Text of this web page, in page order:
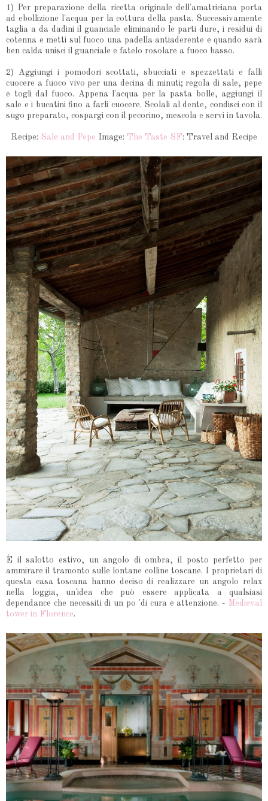
1) Per preparazione della ricetta originale dell'amatriciana porta
ad ebollizione l'acqua per la cottura della pasta. Successivamente
taglia a da dadini il guanciale eliminando le parti dure, i residui di
cotenna e metti sul fuoco una padella antiaderente e quando sarà
ben calda unisci il guanciale e fatelo rosolare a fuoco basso.
2) Aggiungi i pomodori scottati, sbucciati e spezzettati e falli
cuocere a fuoco vivo per una decina di minuti; regola di sale, pepe
e togli dal fuoco. Appena l'acqua per la pasta bolle, aggiungi il
sale e i bucatini fino a farli cuocere. Scolali al dente, condisci con il
sugo preparato, cospargi con il pecorino, mescola e servi in tavola.
Recipe: Sale and Pepe Image: The Taste SF: Travel and Recipe
È il salotto estivo, un angolo di ombra, il posto perfetto per
ammirare il tramonto sulle lontane colline toscane. I proprietari di
questa casa toscana hanno deciso di realizzare un angolo relax
nella loggia, un'idea che può essere applicata a qualsiasi
dependance che necessiti di un po 'di cura e attenzione. - Medieval
tower in Florence.